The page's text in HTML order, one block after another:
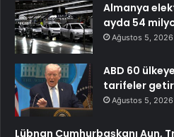
Almanya
ayda 54
Ağustos 5, 2026
ABD 60
tarifeler
Ağustos 5, 2026
Lübnan Cumhurbaşkanı Aun,